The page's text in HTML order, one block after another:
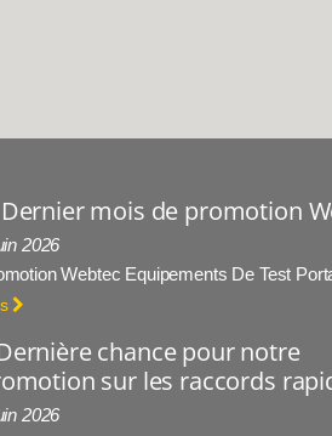
Dernier mois de promotion
2026
Webtec Equipements De Test
chance pour notre
sur les raccords
2026